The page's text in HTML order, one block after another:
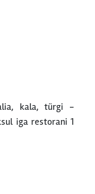
kala, türgi -
iga restorani 1